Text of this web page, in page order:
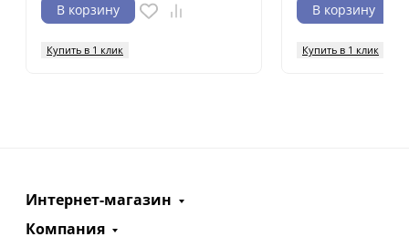
В корзину
Купить в 1 клик
В корзину
Купить в 1 клик
Интернет-магазин
Компания